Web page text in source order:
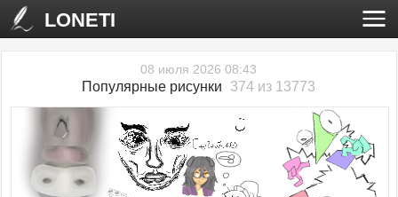
LONETI
08 июля 2026 08:43
Популярные рисунки 374 из 13773